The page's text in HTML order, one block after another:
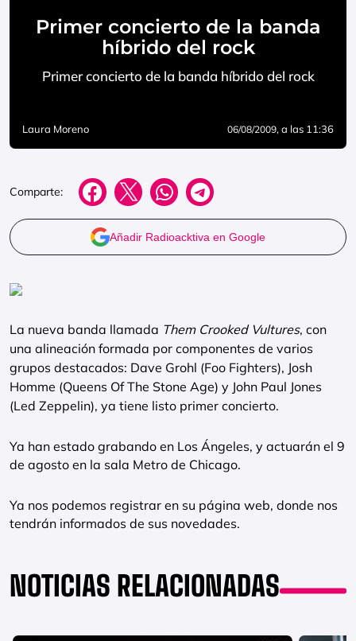
Primer concierto de la banda
híbrido del rock
Primer concierto de la banda híbrido del rock
Laura Moreno 06/08/2009, a las 11:36
Comparte:
Añadir Radioacktiva en Google
La nueva banda llamada Them Crooked Vultures, con
una alineación formada por componentes de varios
grupos destacados: Dave Grohl (Foo Fighters), Josh
Homme (Queens Of The Stone Age) y John Paul Jones
(Led Zeppelin), ya tiene listo primer concierto.
Ya han estado grabando en Los Ángeles, y actuarán el 9
de agosto en la sala Metro de Chicago.
Ya nos podemos registrar en su página web, donde nos
tendrán informados de sus novedades.
NOTICIAS RELACIONADAS